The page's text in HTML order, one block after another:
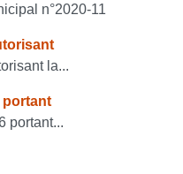
n°2020-11
la...
portant
portant...